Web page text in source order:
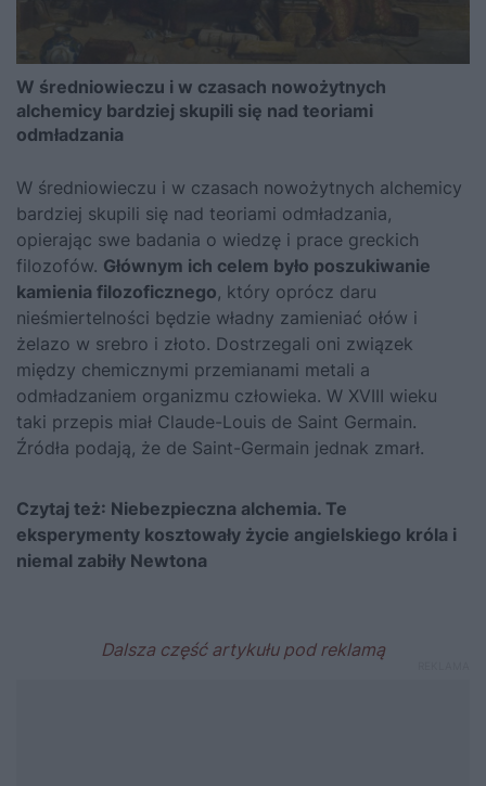
W średniowieczu i w czasach nowożytnych
alchemicy bardziej skupili się nad teoriami
odmładzania
W średniowieczu i w czasach nowożytnych alchemicy
bardziej skupili się nad teoriami odmładzania,
opierając swe badania o wiedzę i prace greckich
filozofów. Głównym ich celem było poszukiwanie
kamienia filozoficznego, który oprócz daru
nieśmiertelności będzie władny zamieniać ołów i
żelazo w srebro i złoto. Dostrzegali oni związek
między chemicznymi przemianami metali a
odmładzaniem organizmu człowieka. W XVIII wieku
taki przepis miał Claude-Louis de Saint Germain.
Źródła podają, że de Saint-Germain jednak zmarł.
Czytaj też: Niebezpieczna alchemia. Te
eksperymenty kosztowały życie angielskiego króla i
niemal zabiły Newtona